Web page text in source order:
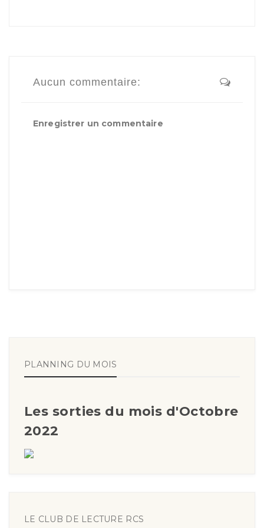
Aucun commentaire:
Enregistrer un commentaire
PLANNING DU MOIS
Les sorties du mois d'Octobre
2022
LE CLUB DE LECTURE RCS